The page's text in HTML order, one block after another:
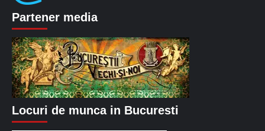
Partener media
Locuri de munca in Bucuresti